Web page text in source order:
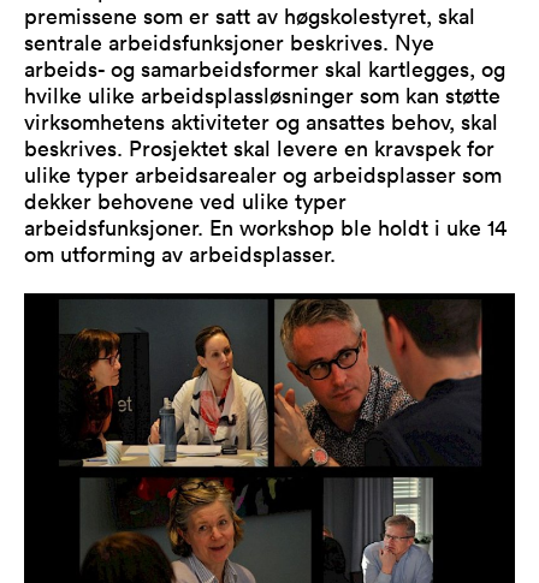
premissene som er satt av høgskolestyret, skal
sentrale arbeidsfunksjoner beskrives. Nye
arbeids- og samarbeidsformer skal kartlegges, og
hvilke ulike arbeidsplassløsninger som kan støtte
virksomhetens aktiviteter og ansattes behov, skal
beskrives. Prosjektet skal levere en kravspek for
ulike typer arbeidsarealer og arbeidsplasser som
dekker behovene ved ulike typer
arbeidsfunksjoner. En workshop ble holdt i uke 14
om utforming av arbeidsplasser.